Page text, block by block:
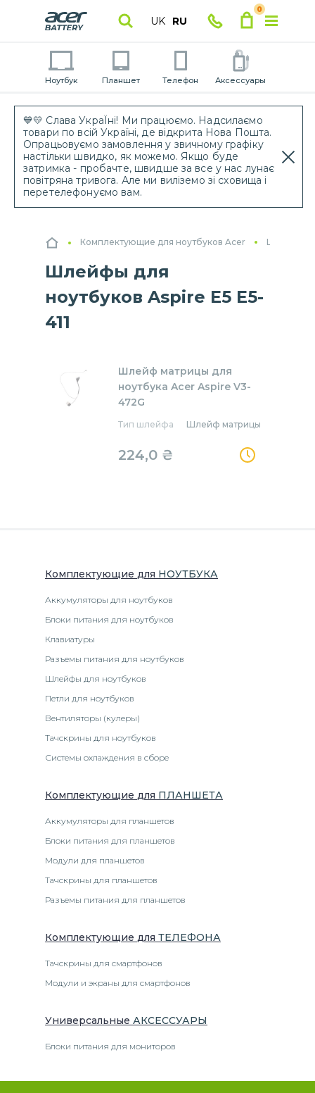
💙💛 Слава УкраЇні! Ми працюємо. Надсилаємо
товари по всій Україні, де відкрита Нова Пошта.
Опрацьовуємо замовлення у звичному графіку
настільки швидко, як можемо. Якщо буде
затримка - пробачте, швидше за все у нас лунає
повітряна тривога. Але ми виліземо зі сховища і
перетелефонуємо вам.
UK RU
0
Ноутбук Планшет Телефон Аксессуары
Комплектующие для ноутбуков Acer Шлейфы
Шлейфы для
ноутбуков Aspire E5 E5-
411
Шлейф матрицы для
ноутбука Acer Aspire V3-
472G
Тип шлейфа Шлейф матрицы
224,0 ₴
Комплектующие для НОУТБУКА
Аккумуляторы для ноутбуков
Блоки питания для ноутбуков
Клавиатуры
Разъемы питания для ноутбуков
Шлейфы для ноутбуков
Петли для ноутбуков
Вентиляторы (кулеры)
Тачскрины для ноутбуков
Системы охлаждения в сборе
Комплектующие для ПЛАНШЕТА
Аккумуляторы для планшетов
Блоки питания для планшетов
Модули для планшетов
Тачскрины для планшетов
Разъемы питания для планшетов
Комплектующие для ТЕЛЕФОНА
Тачскрины для смартфонов
Модули и экраны для смартфонов
Универсальные АКСЕССУАРЫ
Блоки питания для мониторов